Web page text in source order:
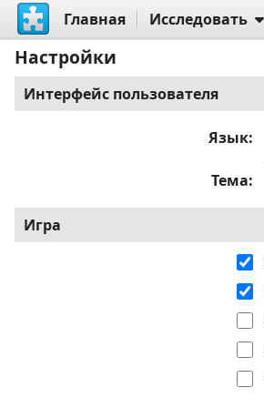
Главная Исследовать
Настройки
Интерфейс пользователя
Язык
Тема
Игра